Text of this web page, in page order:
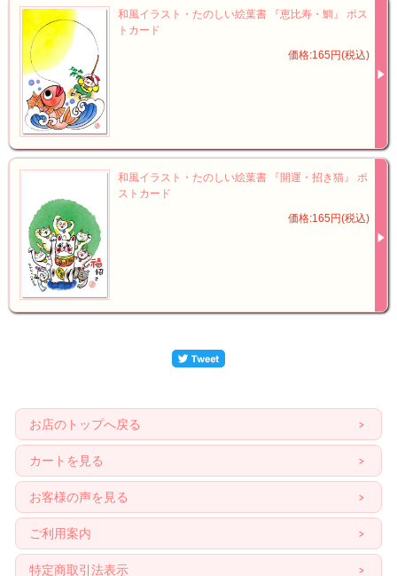
和風イラスト・たのしい絵葉書 『恵比寿・鯛』 ポス
トカード
価格:165円(税込)
和風イラスト・たのしい絵葉書 『開運・招き猫』 ポ
ストカード
価格:165円(税込)
お店のトップへ戻る
カートを見る
お客様の声を見る
ご利用案内
特定商取引法表示